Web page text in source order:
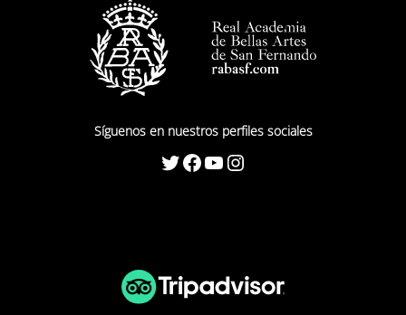
Síguenos en nuestros perfiles sociales
Twitter Facebook YouTube Instagram